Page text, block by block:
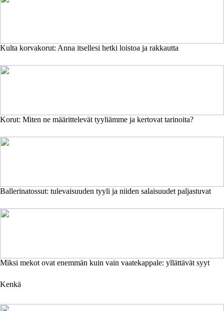
Kulta korvakorut: Anna itsellesi hetki loistoa ja rakkautta
Korut: Miten ne määrittelevät tyyliämme ja kertovat tarinoita?
Ballerinatossut: tulevaisuuden tyyli ja niiden salaisuudet paljastuvat
Miksi mekot ovat enemmän kuin vain vaatekappale: yllättävät syyt
Kenkä